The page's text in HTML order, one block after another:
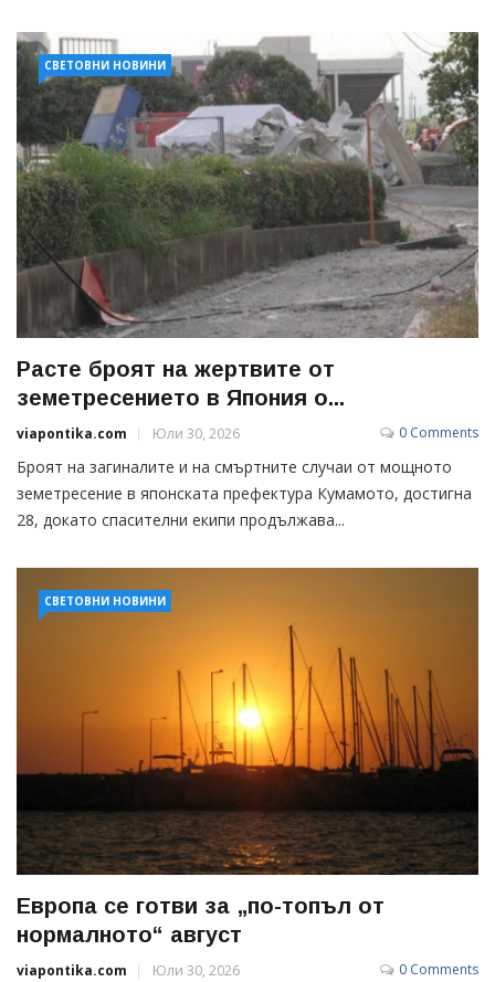
СВЕТОВНИ НОВИНИ
Расте броят на жертвите от
земетресението в Япония о...
viapontika.com Юли 30, 2026 0 Comments
Броят на загиналите и на смъртните случаи от мощното
земетресение в японската префектура Кумамото, достигна
28, докато спасителни екипи продължава...
СВЕТОВНИ НОВИНИ
Европа се готви за „по-топъл от
нормалното“ август
viapontika.com Юли 30, 2026 0 Comments